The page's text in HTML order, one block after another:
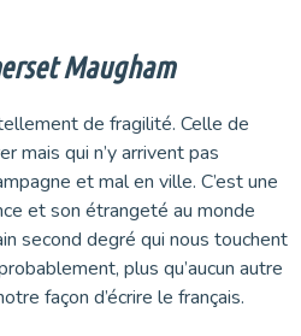
Maugham
de fragilité. Celle de
mais qui n’y arrivent pas
et mal en ville. C’est une
et son étrangeté au monde
second degré qui nous touchent
plus qu’aucun autre
façon d’écrire le français.